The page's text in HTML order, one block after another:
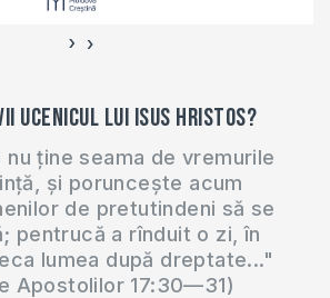
‹ ›
ucenicul lui Isus Hristos?
nu ține seama de vremurile
și poruncește acum
de pretutindeni să se
pentrucă a rînduit o zi, în
lumea după dreptate..."
Apostolilor 17:30—31)